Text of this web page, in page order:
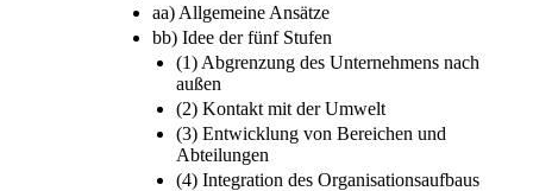
aa) Allgemeine Ansätze
bb) Idee der fünf Stufen
(1) Abgrenzung des Unternehmens nach
außen
(2) Kontakt mit der Umwelt
(3) Entwicklung von Bereichen und
Abteilungen
(4) Integration des Organisationsaufbaus